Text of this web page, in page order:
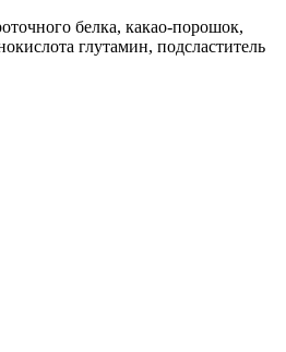
белка, какао-порошок,
глутамин, подсластитель